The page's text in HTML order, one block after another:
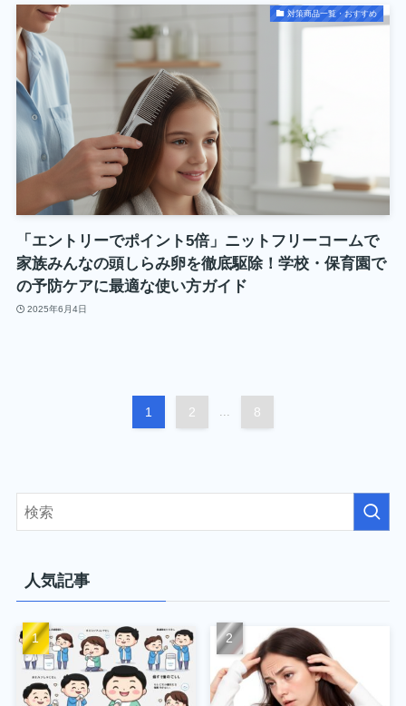
対策商品一覧・おすすめ
「エントリーでポイント5倍」ニットフリーコームで
家族みんなの頭しらみ卵を徹底駆除！学校・保育園で
の予防ケアに最適な使い方ガイド
2025年6月4日
1 2 ... 8
人気記事